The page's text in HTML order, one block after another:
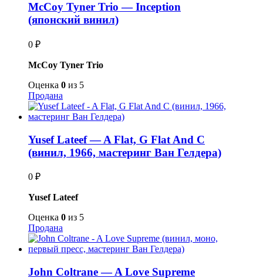
McCoy Tyner Trio — Inception
(японский винил)
0 ₽
McCoy Tyner Trio
Оценка 0 из 5
Продана
Yusef Lateef — A Flat, G Flat And C
(винил, 1966, мастеринг Ван Гелдера)
0 ₽
Yusef Lateef
Оценка 0 из 5
Продана
John Coltrane — A Love Supreme